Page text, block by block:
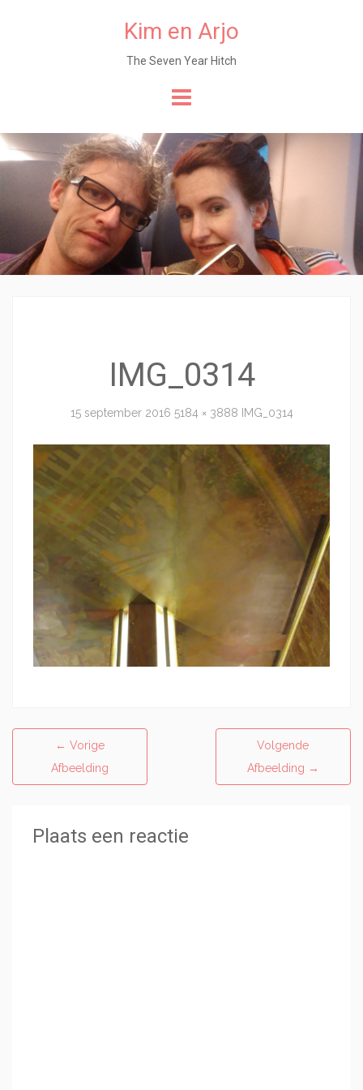
Kim en Arjo
The Seven Year Hitch
de
content
IMG_0314
15 september 2016 5184 × 3888 IMG_0314
← Vorige
Afbeelding
Volgende
Afbeelding →
Plaats een reactie